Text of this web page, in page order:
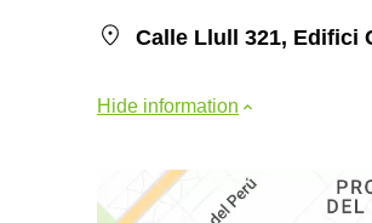
Calle Llull 321, Edifici
Hide information